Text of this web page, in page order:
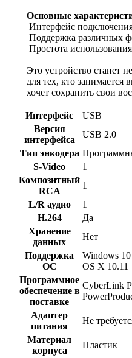
Основные
Интерфейс
Поддержка различных
Простота
Это устройство станет
для тех, кто занимается
хочет сохранить свои
Интерфейс
USB
Версия
интерфейса
USB 2.0
Тип энкодера
S-Video
1
Композитный
RCA
1
L/R аудио
1
H.264
Да
Xpанение
данных
Нет
Поддержка
ОС
Windows
OS X 10.11
Программное
обеспечение в
поставке
CyberLink
Адаптер
питания
Не
Материал
корпуса
Пластик